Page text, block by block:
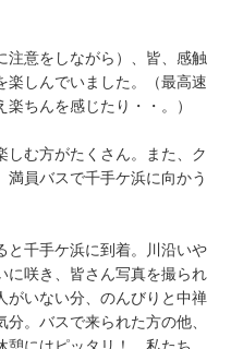
注意をしながら）、皆、感触
楽しんでいました。（最高速
ちんを感じたり・・。）
しむ方がたくさん。また、ク
満員バスで千手ケ浜に向かう
と千手ケ浜に到着。川沿いや
に咲き、皆さん写真を撮られ
がいない分、のんびりと中禅
。バスで来られた方の他、